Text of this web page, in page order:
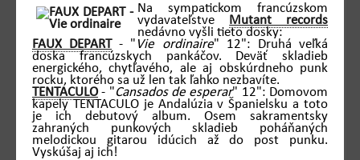
Na sympatickom francúzskom
vydavateľstve Mutant records
nedávno vyšli tieto dosky:
FAUX DEPART- " Vie ordinaire" 12": Druhá veľká
doska francúzskych pankáčov. Deväť skladieb
energického, chytľavého, ale aj obskúrdneho punk
rocku, ktorého sa už len tak ľahko nezbavíte.
TENTACULO- "Cansados de esperar" 12": Domovom
kapely TENTACULO je Andalúzia v Španielsku a toto
je ich debutový album. Osem sakramentsky
zahraných punkových skladieb poháňaných
melodickou gitarou idúcich až do post punku.
Vyskúšaj aj ich!